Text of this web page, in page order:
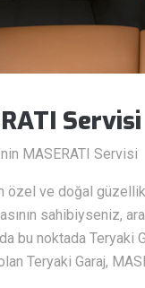
Servisi
MASERATI Servisi
özel ve doğal
sahibiyseniz,
bu noktada
Teryaki Garaj,